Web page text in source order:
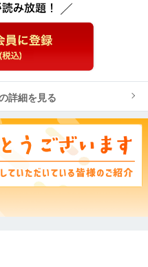
詳細を見る